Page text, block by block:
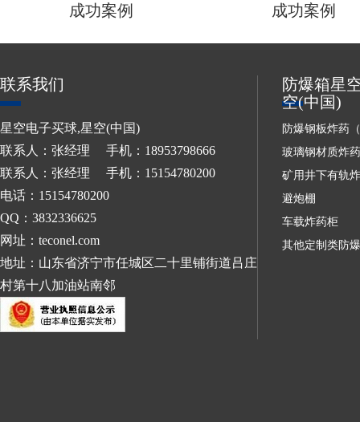
成功案例 成功案例
联系我们
星空电子买球,星空(中国)
联系人：张经理 手机：18953798666
联系人：张经理 手机：15154780200
电话：15154780200
QQ：3832336625
网址：teconel.com
地址：山东省济宁市任城区二十里铺街道吕庄
村第十八加油站南邻
防爆箱星
空(中国)
防爆钢板炸药
玻璃钢材质炸
矿用井下有轨
避炮棚
车载炸药柜
其他定制类防